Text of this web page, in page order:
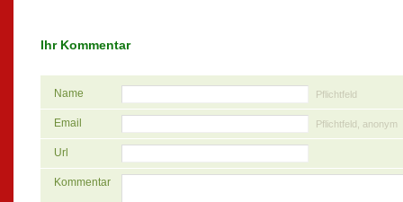
Ihr Kommentar
Name Pflichtfeld
Email Pflichtfeld, anonym
Url
Kommentar